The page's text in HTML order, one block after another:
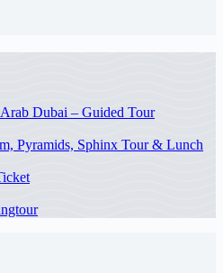
Dubai – Guided Tour
Pyramids, Sphinx Tour & Lunch